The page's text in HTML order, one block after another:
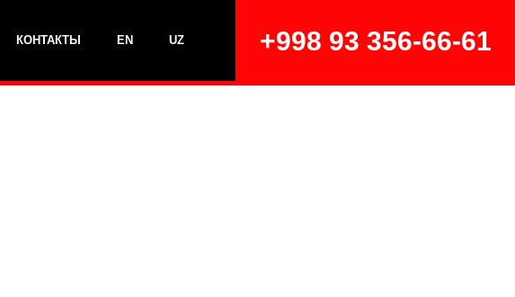
КОНТАКТЫ EN UZ +998 93 356-66-61